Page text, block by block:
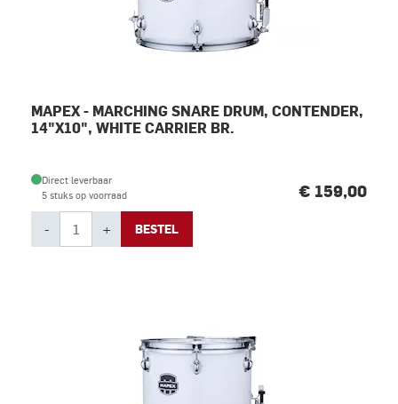
MAPEX - MARCHING SNARE DRUM, CONTENDER,
14"X10", WHITE CARRIER BR.
Direct leverbaar
5 stuks op voorraad
€ 159,00
- + BESTEL